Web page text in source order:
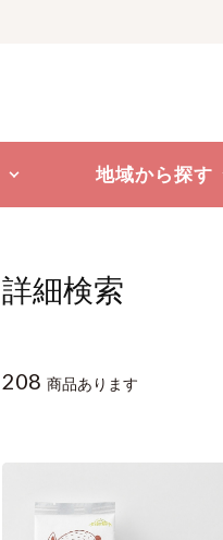
地域から探す
詳細検索
208 商品あります